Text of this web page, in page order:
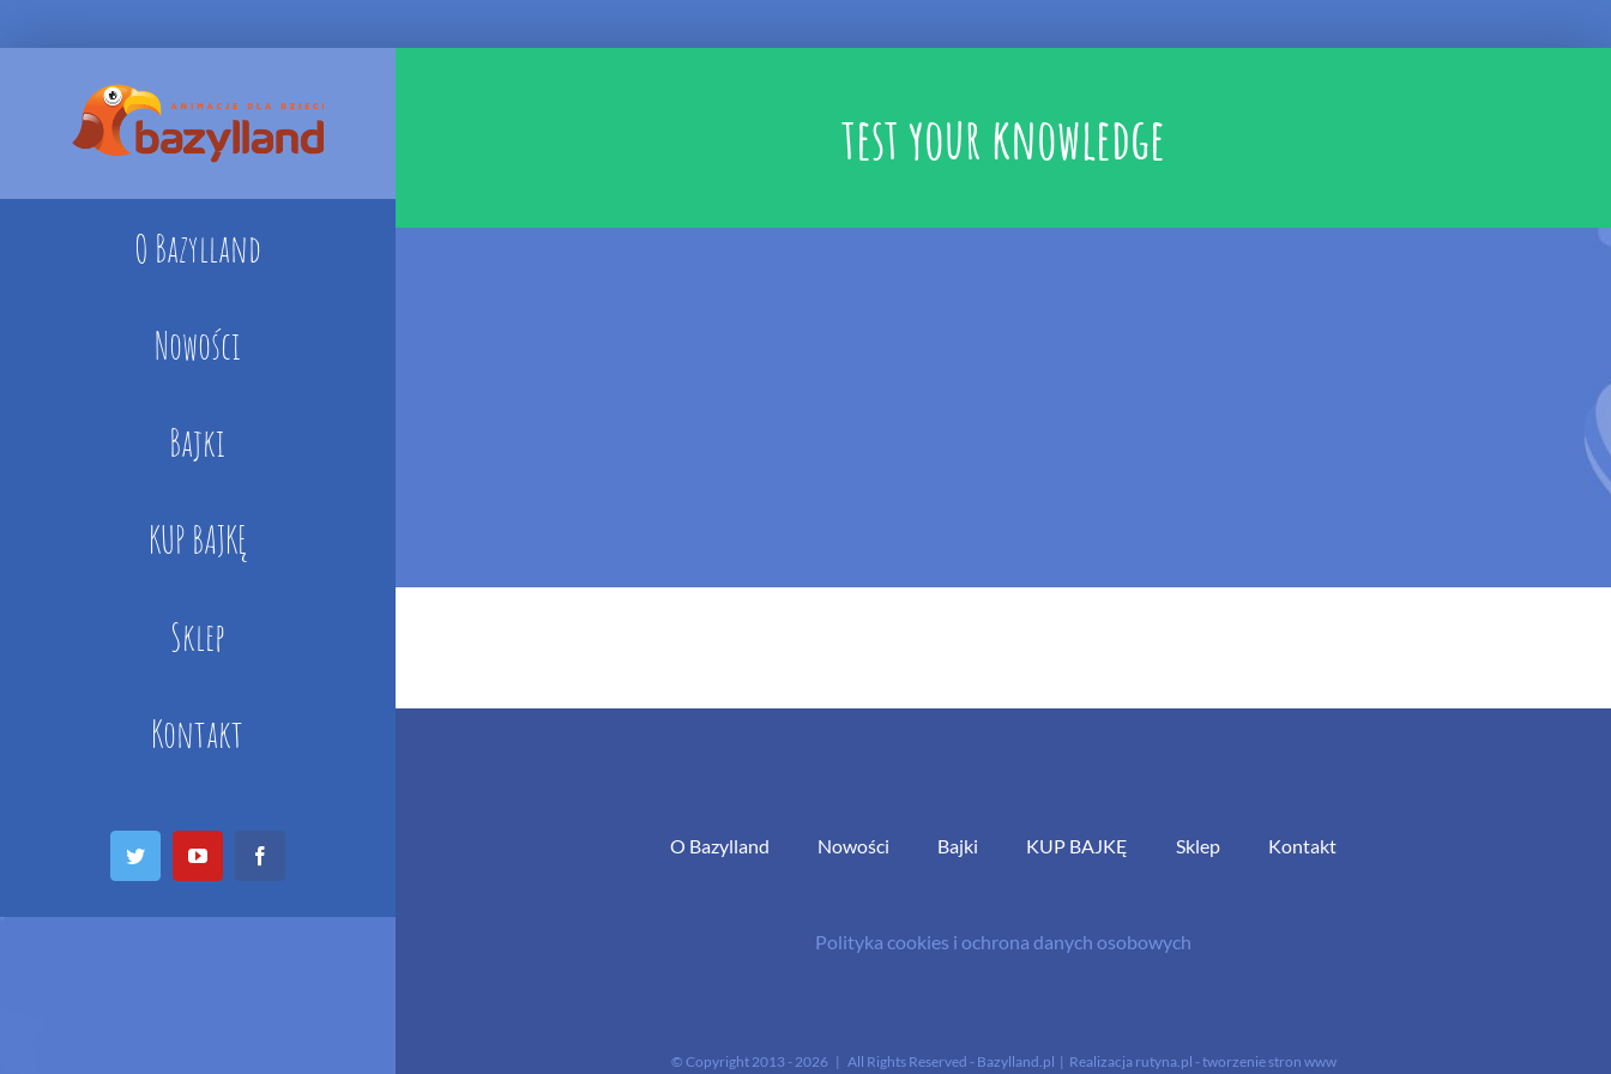
O Bazylland
Nowości
Bajki
KUP BAJKĘ
Sklep
Kontakt
Twitter YouTube
test your knowledge
O Bazylland Nowości Bajki KUP BAJKĘ Sklep Kontakt
Polityka cookies i ochrona danych osobowych
© Copyright 2013 - 2026 | All Rights Reserved - Bazylland.pl | Realizacja rutyna.pl - tworzenie stron www